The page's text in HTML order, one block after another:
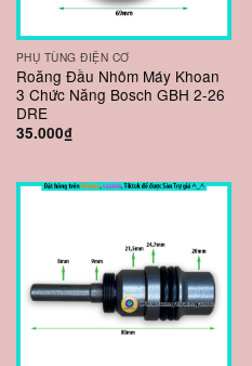
PHỤ TÙNG ĐIỆN CƠ
Roăng Đầu Nhôm Máy Khoan
3 Chức Năng Bosch GBH 2-26
DRE
35.000₫